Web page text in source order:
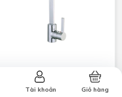
Tin tức
Tài khoản Giỏ hàng